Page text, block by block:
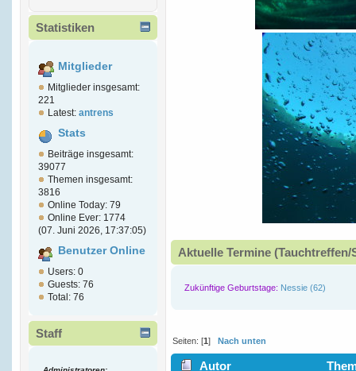
Statistiken
Mitglieder
Mitglieder insgesamt:
221
Latest: antrens
Stats
Beiträge insgesamt:
39077
Themen insgesamt:
3816
Online Today: 79
Online Ever: 1774
(07. Juni 2026, 17:37:05)
Benutzer Online
Users: 0
Guests: 76
Total: 76
Staff
Aktuelle Termine
Zukünftige Geburtstage: Nessie (62)
Seiten: [1]Nach unten
Autor